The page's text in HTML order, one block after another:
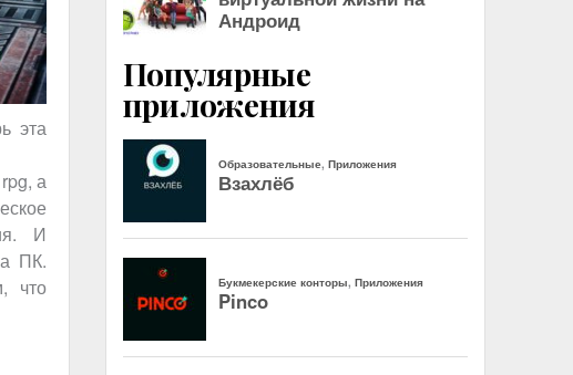
эта
а
И
ПК.
что
Популярные
приложения